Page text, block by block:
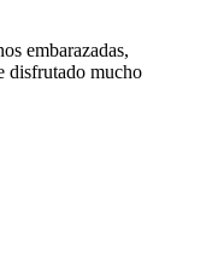
embarazadas,
disfrutado mucho